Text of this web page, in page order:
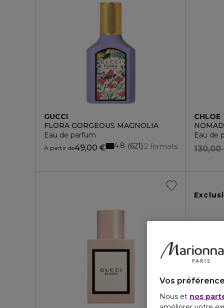
GUCCI
FLORA GORGEOUS MAGNOLIA
Eau de parfum
À partir de49,00 € 2 formats
4.8 621
CHLOE
Eau de
130,00
Vos
Nous et nos